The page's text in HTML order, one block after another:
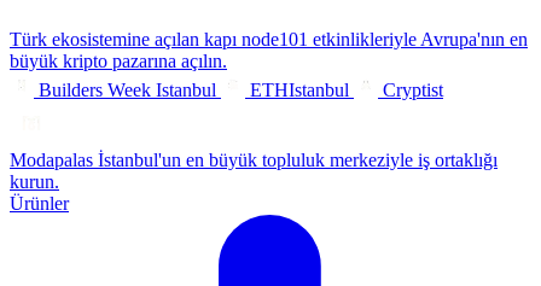
Türk ekosistemine açılan kapı node101 etkinlikleriyle Avrupa'nın en
büyük kripto pazarına açılın.
Builders Week Istanbul
ETHIstanbul Cryptist
Modapalas İstanbul'un en büyük topluluk merkeziyle iş ortaklığı
kurun.
Ürünler